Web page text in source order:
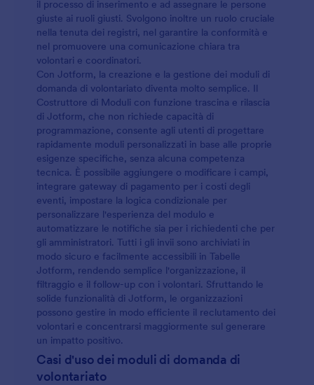
il processo di inserimento e ad assegnare le persone
giuste ai ruoli giusti. Svolgono inoltre un ruolo cruciale
nella tenuta dei registri, nel garantire la conformità e
nel promuovere una comunicazione chiara tra
volontari e coordinatori.
Con Jotform, la creazione e la gestione dei moduli di
domanda di volontariato diventa molto semplice. Il
Costruttore di Moduli con funzione trascina e rilascia
di Jotform, che non richiede capacità di
programmazione, consente agli utenti di progettare
rapidamente moduli personalizzati in base alle proprie
esigenze specifiche, senza alcuna competenza
tecnica. È possibile aggiungere o modificare i campi,
integrare gateway di pagamento per i costi degli
eventi, impostare la logica condizionale per
personalizzare l'esperienza del modulo e
automatizzare le notifiche sia per i richiedenti che per
gli amministratori. Tutti i gli invii sono archiviati in
modo sicuro e facilmente accessibili in Tabelle
Jotform, rendendo semplice l'organizzazione, il
filtraggio e il follow-up con i volontari. Sfruttando le
solide funzionalità di Jotform, le organizzazioni
possono gestire in modo efficiente il reclutamento dei
volontari e concentrarsi maggiormente sul generare
un impatto positivo.
Casi d'uso dei moduli di domanda di
volontariato